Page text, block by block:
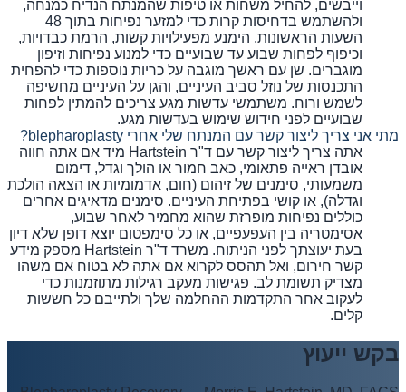
וייבשים, להחיל משחות או טיפות שהמנתח הנדיח כמנחה,
ולהשתמש בדחיסות קרות כדי למזער נפיחות בתוך 48
השעות הראשונות. הימנע מפעילויות קשות, הרמת כבדויות,
וכיפוף לפחות שבוע עד שבועיים כדי למנוע נפיחות וזיפון
מוגברים. שן עם ראשך מוגבה על כריות נוספות כדי להפחית
התכנסות של נוזל סביב העיניים, והגן על העיניים מחשיפה
לשמש ורוח. משתמשי עדשות מגע צריכים להמתין לפחות
שבועיים לפני חידוש שימוש בעדשות מגע.
מתי אני צריך ליצור קשר עם המנתח שלי אחרי blepharoplasty?
אתה צריך ליצור קשר עם ד"ר Hartstein מיד אם אתה חווה
אובדן ראייה פתאומי, כאב חמור או הולך וגדל, דימום
משמעותי, סימנים של זיהום (חום, אדמומיות או הצאה הולכת
וגדלה), או קושי בפתיחת העיניים. סימנים מדאיגים אחרים
כוללים נפיחות מופרזת שהוא מחמיר לאחר שבוע,
אסימטריה בין העפעפיים, או כל סימפטום יוצא דופן שלא דיון
בעת יעוצתך לפני הניתוח. משרד ד"ר Hartstein מספק מידע
קשר חירום, ואל תהסס לקרוא אם אתה לא בטוח אם משהו
מצדיק תשומת לב. פגישות מעקב רגילות מתוזמנות כדי
לעקוב אחר התקדמות ההחלמה שלך ולתייבם כל חששות
קלים.
בקש ייעוץ